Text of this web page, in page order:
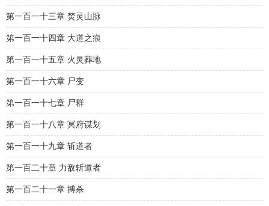
第一百一十三章 焚灵山脉
第一百一十四章 大道之痕
第一百一十五章 火灵葬地
第一百一十六章 尸变
第一百一十七章 尸群
第一百一十八章 冥府谋划
第一百一十九章 斩道者
第一百二十章 力敌斩道者
第一百二十一章 搏杀